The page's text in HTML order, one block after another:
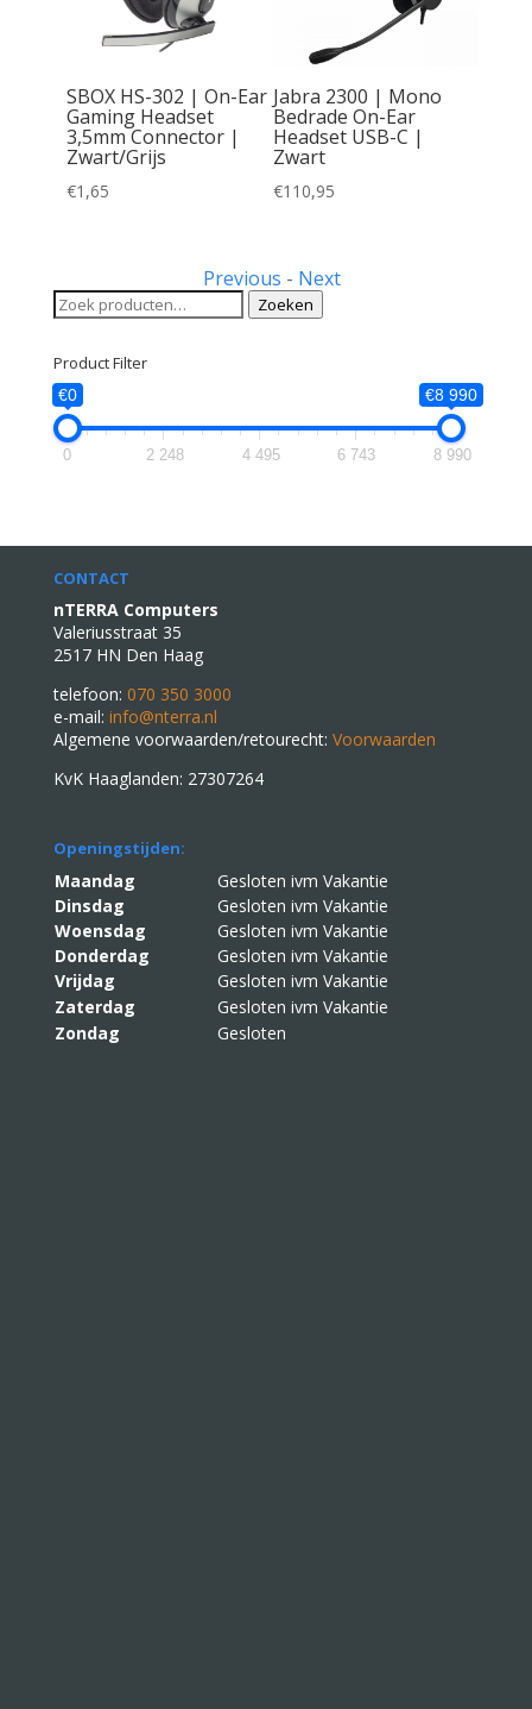
SBOX HS-302 | On-Ear
Gaming Headset
3,5mm Connector |
Zwart/Grijs
€1,65
Jabra 2300 | Mono
Bedrade On-Ear
Headset USB-C |
Zwart
€110,95
Previous - Next
Zoeken
naar:
Zoeken
Product Filter
€0 €8 990
0 2 248 4 495 6 743 8 990
CONTACT
nTERRA Computers
Valeriusstraat 35
2517 HN Den Haag
telefoon: 070 350 3000
e-mail: info@nterra.nl
Algemene voorwaarden/retourecht: Voorwaarden
KvK Haaglanden: 27307264
Openingstijden:
Maandag
Gesloten ivm Vakantie
Dinsdag
Gesloten ivm Vakantie
Woensdag
Gesloten ivm Vakantie
Donderdag
Gesloten ivm Vakantie
Vrijdag
Gesloten ivm Vakantie
Zaterdag
Gesloten ivm Vakantie
Zondag
Gesloten